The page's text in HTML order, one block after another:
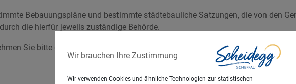
Bebauungspläne und bestimmte städtebauliche Satzungen, die von den
die hierfür jeweils zuständige Behörde.
Sie bitte dem Bayer. Behördenwegweiser
Wir brauchen Ihre Zustimmung
Wir verwenden Cookies und ähnliche Technologien zur statistischen